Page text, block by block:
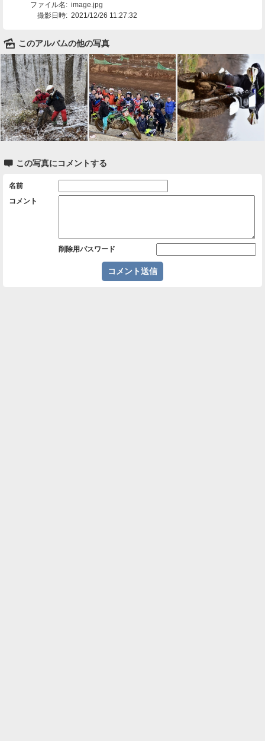
ファイル名: image.jpg
撮影日時: 2021/12/26 11:27:32
🌄 このアルバムの他の写真
 この写真にコメントする
名前
コメント
削除用パスワード